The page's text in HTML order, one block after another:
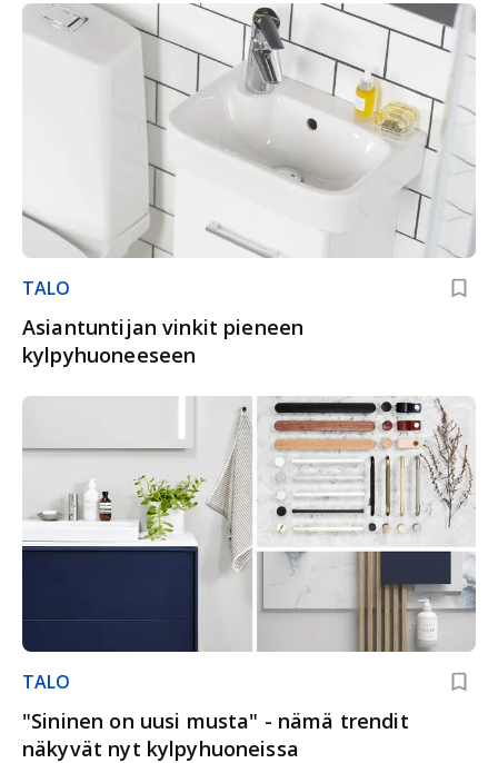
TALO
Asiantuntijan vinkit pieneen
kylpyhuoneeseen
TALO
"Sininen on uusi musta" - nämä trendit
näkyvät nyt kylpyhuoneissa